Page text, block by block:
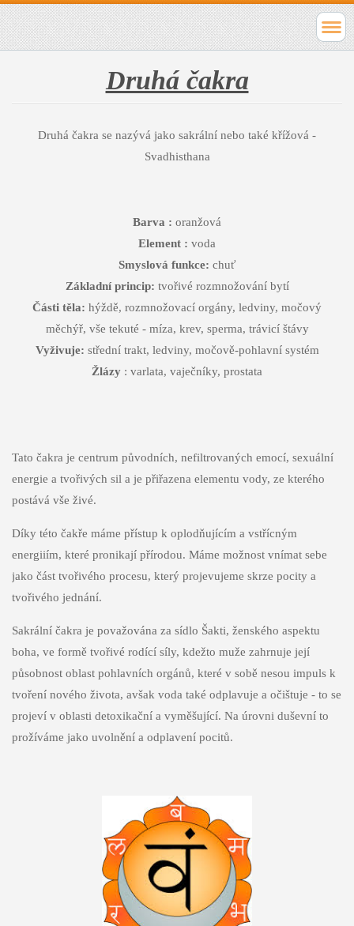
Druhá čakra
Druhá čakra se nazývá jako sakrální nebo také křížová -
Svadhisthana
Barva : oranžová
Element : voda
Smyslová funkce: chuť
Základní princip: tvořivé rozmnožování bytí
Části těla: hýždě, rozmnožovací orgány, ledviny, močový
měchýř, vše tekuté - míza, krev, sperma, trávicí štávy
Vyživuje: střední trakt, ledviny, močově-pohlavní systém
Žlázy : varlata, vaječníky, prostata
Tato čakra je centrum původních, nefiltrovaných emocí, sexuální
energie a tvořivých sil a je přiřazena elementu vody, ze kterého
postává vše živé.
Díky této čakře máme přístup k oplodňujícím a vstřícným
energiiím, které pronikají přírodou. Máme možnost vnímat sebe
jako část tvořivého procesu, který projevujeme skrze pocity a
tvořivého jednání.
Sakrální čakra je považována za sídlo Šakti, ženského aspektu
boha, ve formě tvořivé rodící síly, kdežto muže zahrnuje její
působnost oblast pohlavních orgánů, které v sobě nesou impuls k
tvoření nového života, avšak voda také odplavuje a očištuje - to se
projeví v oblasti detoxikační a vyměšující. Na úrovni duševní to
prožíváme jako uvolnění a odplavení pocitů.